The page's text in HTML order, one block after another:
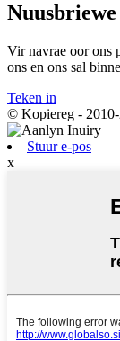
Nuusbriewe
Vir navrae oor ons
ons en ons sal
Teken in
© Kopiereg -
Stuur e-pos
x